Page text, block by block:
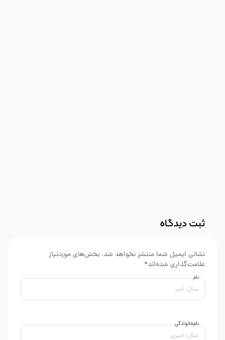
ثبت دیدگاه
نشانی ایمیل شما منتشر نخواهد شد. بخش‌های موردنیاز
علامت‌گذاری شده‌اند*
نام
نام‌خانوادگی